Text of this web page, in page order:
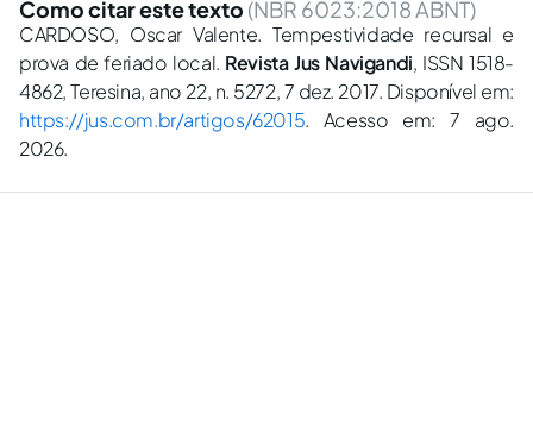
Como citar este texto (NBR 6023:2018 ABNT)
CARDOSO, Oscar Valente. Tempestividade recursal e
prova de feriado local. Revista Jus Navigandi, ISSN 1518-
4862, Teresina, ano 22, n. 5272, 7 dez. 2017. Disponível em:
https://jus.com.br/artigos/62015. Acesso em: 7 ago.
2026.